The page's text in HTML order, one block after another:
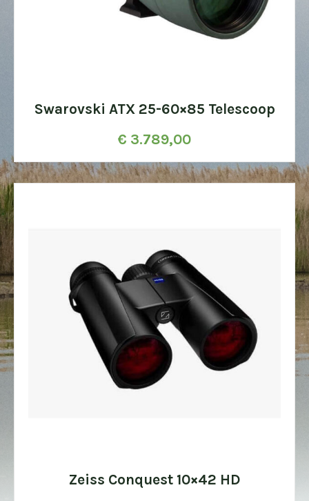
Swarovski ATX 25-60×85 Telescoop
€ 3.789,00
Zeiss Conquest 10×42 HD